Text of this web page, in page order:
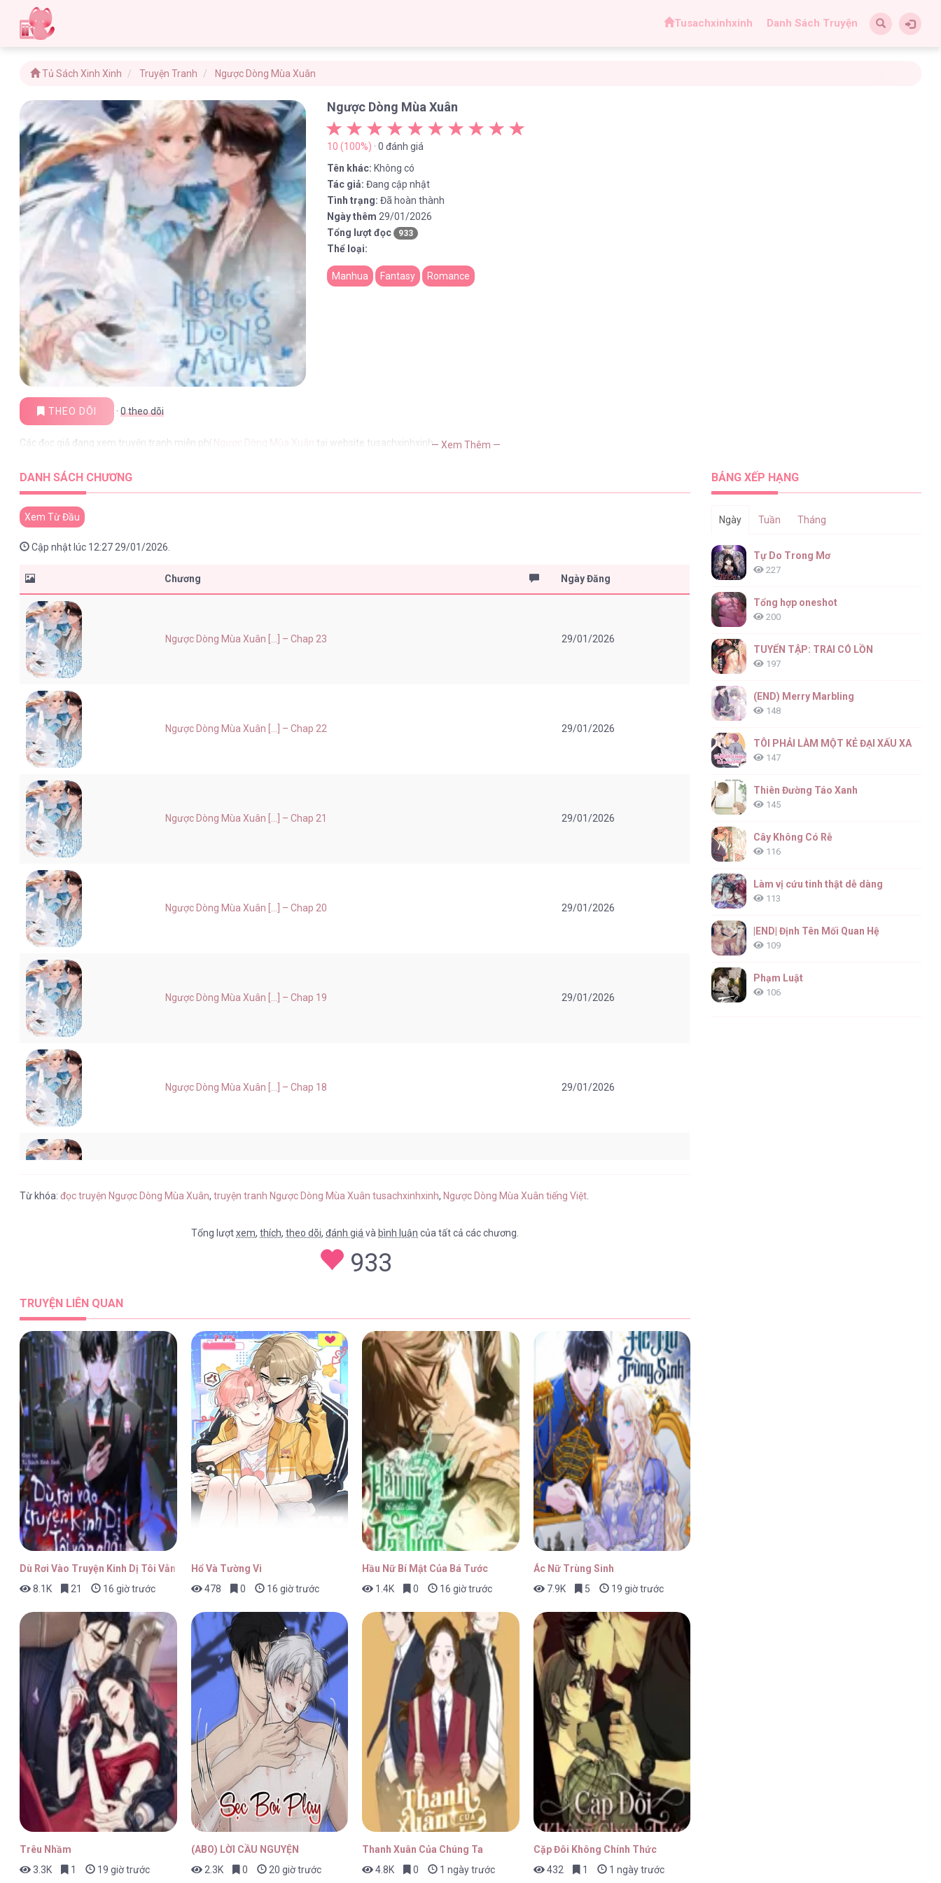
Tusachxinhxinh Danh Sách Truyện
Tủ Sách Xinh Xinh Truyện Tranh Ngược Dòng Mùa Xuân
Ngược Dòng Mùa Xuân
10 (100%) · 0 đánh giá
Tên khác: Không có
Tác giả: Đang cập nhật
Tình trạng: Đã hoàn thành
Ngày thêm 29/01/2026
Tổng lượt đọc
933
Thể loại:
Manhua Fantasy Romance
THEO DÕI ·0theo dõi
Các đọc giả đang xem truyện tranh miễn phí Ngược Dòng Mùa Xuân tại website tusachxinhxinh— Xem Thêm —
DANH SÁCH CHƯƠNG
Xem Từ Đầu
Cập nhật lúc 12:27 29/01/2026.
Chương Ngày Đăng
Ngược Dòng Mùa Xuân [...] – Chap 23 29/01/2026
Ngược Dòng Mùa Xuân [...] – Chap 22 29/01/2026
Ngược Dòng Mùa Xuân [...] – Chap 21 29/01/2026
Ngược Dòng Mùa Xuân [...] – Chap 20 29/01/2026
Ngược Dòng Mùa Xuân [...] – Chap 19 29/01/2026
Ngược Dòng Mùa Xuân [...] – Chap 18 29/01/2026
Ngược Dòng Mùa Xuân [...] – Chap 16
Ngược Dòng Mùa Xuân [...] – Chap 15 29/01/2026
Ngược Dòng Mùa Xuân [...] – Chap 14 29/01/2026
Ngược Dòng Mùa Xuân [...] – Chap 13 29/01/2026
Ngược Dòng Mùa Xuân [...] – Chap 12 29/01/2026
Ngược Dòng Mùa Xuân [...] – Chap 11 29/01/2026
Ngược Dòng Mùa Xuân [...] – Chap 10 29/01/2026
Từ khóa:đọc truyện Ngược Dòng Mùa Xuân,truyện tranh Ngược Dòng Mùa Xuân tusachxinhxinh,Ngược Dòng Mùa Xuân tiếng Việt
Tổng lượtxem,thích,theo dõi,đánh giá vàbình luận của tất cả các chương.
933
TRUYỆN LIÊN QUAN
Dù Rơi Vào Truyện Kinh Dị Tôi Vẫn Phải Đi Làm
8.1K
21 16 giờ trước
Hổ Và Tường Vi
478
0 16 giờ trước
Hầu Nữ Bí Mật Của Bá Tước
1.4K
0 16 giờ trước
Ác Nữ Trùng Sinh
7.9K
5 19 giờ trước
Trêu Nhầm
3.3K
1 19 giờ trước
(ABO) LỜI CẦU NGUYỆN
2.3K
0 20 giờ trước
Thanh Xuân Của Chúng Ta
4.8K
0 1 ngày trước
Cặp Đôi Không Chính Thức
432
1 1 ngày trước
BẢNG XẾP HẠNG
Ngày Tuần Tháng
Tự Do Trong Mơ
227
Tổng hợp oneshot
200
TUYỂN TẬP: TRAI CÓ LỒN
197
(END) Merry Marbling
148
TÔI PHẢI LÀM MỘT KẺ ĐẠI XẤU XA
147
Thiên Đường Táo Xanh
145
Cây Không Có Rễ
116
Làm vị cứu tinh thật dễ dàng
113
|END| Định Tên Mối Quan Hệ
109
Phạm Luật
106